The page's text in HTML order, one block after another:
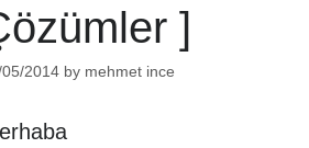
]
05/2014 by mehmet ince